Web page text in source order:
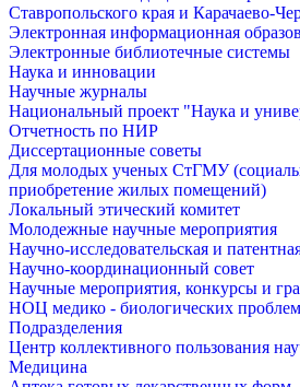
Ставропольского края и Карачаево-
Электронная информационная
Электронные библиотечные системы
Наука и инновации
Научные журналы
Национальный проект "Наука и
Отчетность по НИР
Диссертационные советы
Для молодых ученых СтГМУ
приобретение жилых помещений)
Локальный этический комитет
Молодежные научные мероприятия
Научно-исследовательская и
Научно-координационный совет
Научные мероприятия, конкурсы и
НОЦ медико - биологических проблем
Подразделения
Центр коллективного пользования
Медицина